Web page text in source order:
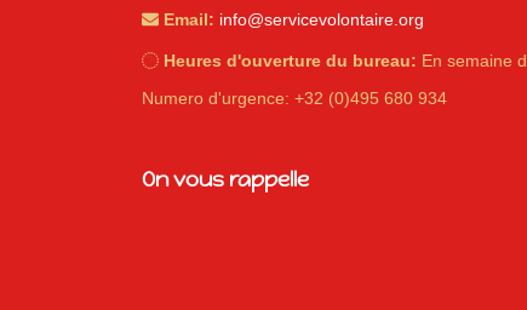
Email: info@servicevolontaire.org
Heures d'ouverture du bureau: En semaine
Numero d'urgence: +32 (0)495 680 934
On vous rappelle